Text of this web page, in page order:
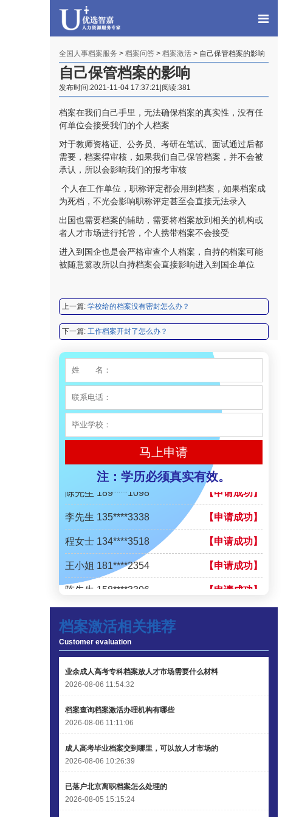
全国人事档案服务 > 档案问答 > 档案激活> 自己保管档案的影响
自己保管档案的影响
发布时间:2021-11-04 17:37:21|阅读:381
档案在我们自己手里，无法确保档案的真实性，没有任
何单位会接受我们的个人档案
对于教师资格证、公务员、考研在笔试、面试通过后都
需要，档案得审核，如果我们自己保管档案，并不会被
承认，所以会影响我们的报考审核
个人在工作单位，职称评定都会用到档案，如果档案成
为死档，不光会影响职称评定甚至会直接无法录入
出国也需要档案的辅助，需要将档案放到相关的机构或
者人才市场进行托管，个人携带档案不会接受
进入到国企也是会严格审查个人档案，自持的档案可能
被随意篡改所以自持档案会直接影响进入到国企单位
上一篇: 学校给的档案没有密封怎么办？
下一篇: 工作档案开封了怎么办？
马上申请
注：学历必须真实有效。
程女士 134****3518 【申请成功】
王小姐 181****2354
陈先生 158****3306 【申请成功】
李先生 137****1923 【申请成功】
程女士 136****3253 【申请成功】
王小姐 185****2848 【申请成功】
王小姐 181****2354
陈先生 158****3306
李先生 137****1923 【申请成功】
程女士 136****3253 【申请成功】
王小姐 185****2848 【申请成功】
陈先生 189****1098 【申请成功】
李先生 135****3338 【申请成功】
程女士 134****3518 【申请成功】
王小姐 181****2354 【申请成功】
陈先生 158****3306 【申请成功】
程女士 136****3253
王小姐 185****2848 【申请成功】
陈先生 189****1098
李先生 135****3338
档案激活相关推荐
Customer evaluation
业余成人高考专科档案放人才市场需要什么材料
2026-08-06 11:54:32
档案查询档案激活办理机构有哪些
2026-08-06 11:11:06
成人高考毕业档案交到哪里，可以放人才市场的
2026-08-06 10:26:39
已落户北京离职档案怎么处理的
2026-08-05 15:15:24